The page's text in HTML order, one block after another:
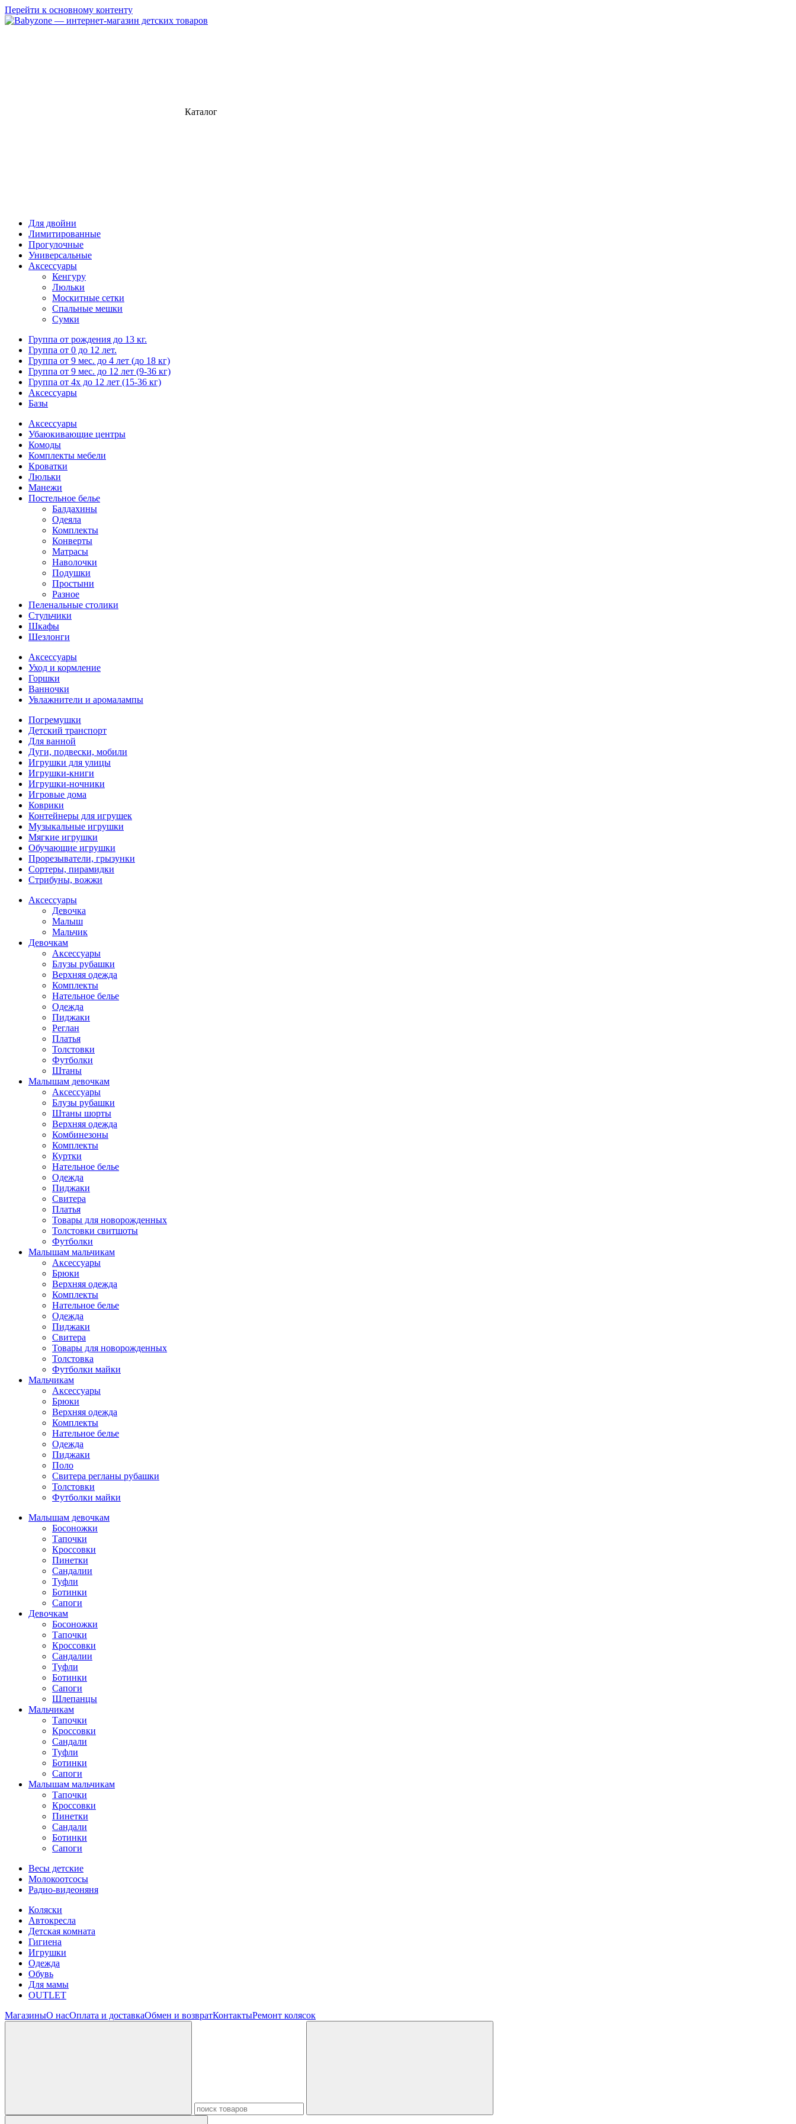
Перейти к основному контенту
Каталог
Для двойни
Лимитированные
Прогулочные
Универсальные
Аксессуары
Кенгуру
Люльки
Москитные сетки
Спальные мешки
Сумки
Группа от рождения до 13 кг.
Группа от 0 до 12 лет.
Группа от 9 мес. до 4 лет (до 18 кг)
Группа от 9 мес. до 12 лет (9-36 кг)
Группа от 4х до 12 лет (15-36 кг)
Аксессуары
Базы
Аксессуары
Убаюкивающие центры
Комоды
Комплекты мебели
Кроватки
Люльки
Манежи
Постельное белье
Балдахины
Одеяла
Комплекты
Конверты
Матрасы
Наволочки
Подушки
Простыни
Разное
Пеленальные столики
Стульчики
Шкафы
Шезлонги
Аксессуары
Уход и кормление
Горшки
Ванночки
Увлажнители и аромалампы
Погремушки
Детский транспорт
Для ванной
Дуги, подвески, мобили
Игрушки для улицы
Игрушки-книги
Игрушки-ночники
Игровые дома
Коврики
Контейнеры для игрушек
Музыкальные игрушки
Мягкие игрушки
Обучающие игрушки
Прорезыватели, грызунки
Сортеры, пирамидки
Стрибуны, вожжи
Аксессуары
Девочка
Малыш
Мальчик
Девочкам
Аксессуары
Блузы рубашки
Верхняя одежда
Комплекты
Нательное белье
Одежда
Пиджаки
Реглан
Платья
Толстовки
Футболки
Штаны
Малышам девочкам
Аксессуары
Блузы рубашки
Штаны шорты
Верхняя одежда
Комбинезоны
Комплекты
Куртки
Нательное белье
Одежда
Пиджаки
Свитера
Платья
Товары для новорожденных
Толстовки свитшоты
Футболки
Малышам мальчикам
Аксессуары
Брюки
Верхняя одежда
Комплекты
Нательное белье
Одежда
Пиджаки
Свитера
Товары для новорожденных
Толстовка
Футболки майки
Мальчикам
Аксессуары
Брюки
Верхняя одежда
Комплекты
Нательное белье
Одежда
Пиджаки
Поло
Свитера регланы рубашки
Толстовки
Футболки майки
Малышам девочкам
Босоножки
Тапочки
Кроссовки
Пинетки
Сандалии
Туфли
Ботинки
Сапоги
Девочкам
Босоножки
Тапочки
Кроссовки
Сандалии
Туфли
Ботинки
Сапоги
Шлепанцы
Мальчикам
Тапочки
Кроссовки
Сандали
Туфли
Ботинки
Сапоги
Малышам мальчикам
Тапочки
Кроссовки
Пинетки
Сандали
Ботинки
Сапоги
Весы детские
Молокоотсосы
Радио-видеоняня
Коляски
Автокресла
Детская комната
Гигиена
Игрушки
Одежда
Обувь
Для мамы
OUTLET
МагазиныО насОплата и доставкаОбмен и возвратКонтактыРемонт колясок